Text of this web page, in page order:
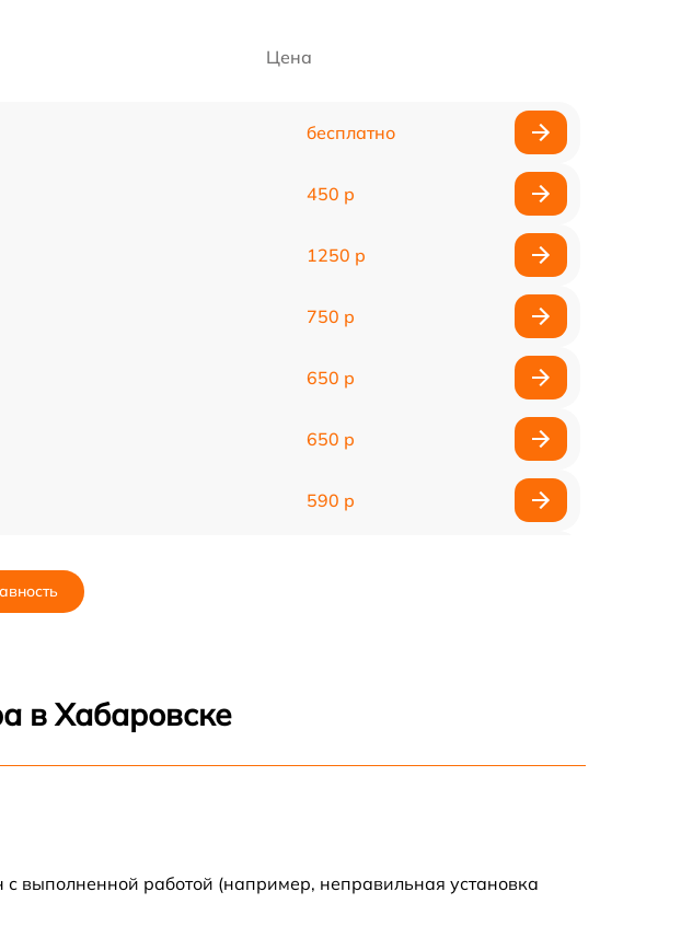
Цена
бесплатно
450 р
1250 р
750 р
650 р
650 р
590 р
в Хабаровске
выполненной работой (например, неправильная установка